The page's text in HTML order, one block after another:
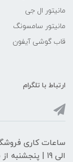
مانیتور ال جی
مانیتور سامسونگ
قاب گوشی آیفون
ارتباط با تلگرام
الی 19 | پنجشنبه از ساعت 10 الی 14